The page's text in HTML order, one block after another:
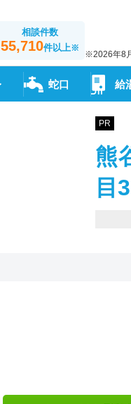
相談件数
55,710件以上※
※2026年8
蛇口 給
PR
熊
目